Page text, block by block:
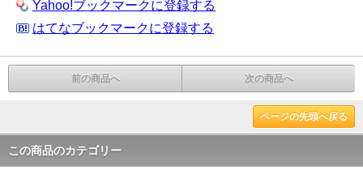
Yahoo!ブックマークに登録する
はてなブックマークに登録する
前の商品へ 次の商品へ
ページの先頭へ戻る
この商品のカテゴリー